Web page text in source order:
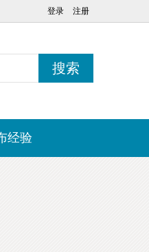
登录 注册
搜索
经验